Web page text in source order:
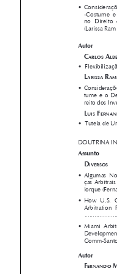
 

  

  
  


 



 